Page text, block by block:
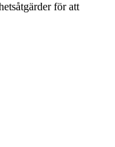
för att